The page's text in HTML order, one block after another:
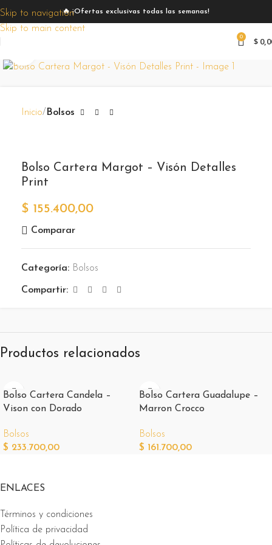
Skip to navigation
Skip to main content
🔥 ¡Ofertas exclusivas todas las semanas!
0 $
Inicio Bolsos
Bolso Cartera Margot – Visón Detalles
Print
$ 155.400,00
Comparar
Categoría: Bolsos
Compartir:
Productos relacionados
Bolso Cartera Candela –
Vison con Dorado
Bolsos
$ 233.700,00
Bolso Cartera Guadalupe –
Marron Crocco
Bolsos
$ 161.700,00
ENLACES
Términos y condiciones
Política de privacidad